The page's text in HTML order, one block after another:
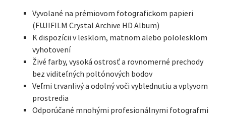
Vyvolané na prémiovom fotografickom papieri
(FUJIFILM Crystal Archive HD Album)
K dispozícii v lesklom, matnom alebo pololesklom
vyhotovení
Živé farby, vysoká ostrosť a rovnomerné prechody
bez viditeľných poltónových bodov
Veľmi trvanlivý a odolný voči vyblednutiu a vplyvom
prostredia
Odporúčané mnohými profesionálnymi fotografmi